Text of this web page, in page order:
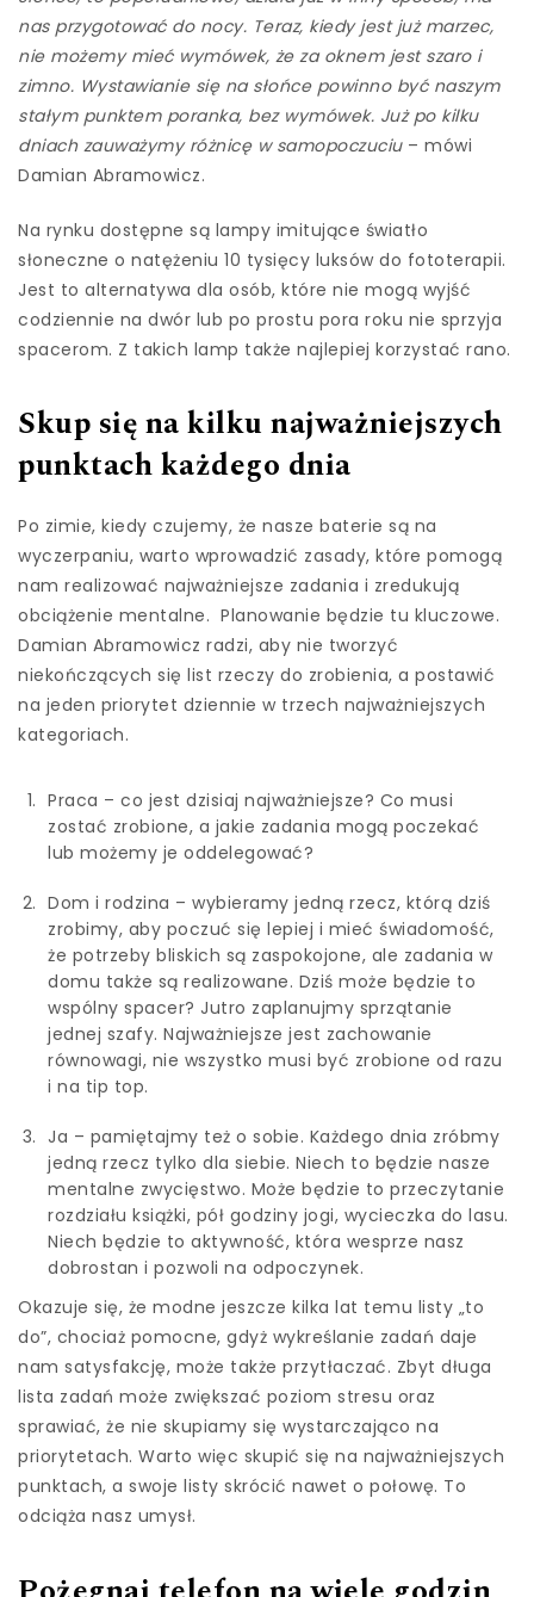
nas przygotować do nocy. Teraz, kiedy jest już marzec,
nie możemy mieć wymówek, że za oknem jest szaro i
zimno. Wystawianie się na słońce powinno być naszym
stałym punktem poranka, bez wymówek. Już po kilku
dniach zauważymy różnicę w samopoczuciu– mówi
Damian Abramowicz.
Na rynku dostępne są lampy imitujące światło
słoneczne o natężeniu 10 tysięcy luksów do fototerapii.
Jest to alternatywa dla osób, które nie mogą wyjść
codziennie na dwór lub po prostu pora roku nie sprzyja
spacerom. Z takich lamp także najlepiej korzystać rano.
Skup się na kilku najważniejszych
punktach każdego dnia
Po zimie, kiedy czujemy, że nasze baterie są na
wyczerpaniu, warto wprowadzić zasady, które pomogą
nam realizować najważniejsze zadania i zredukują
obciążenie mentalne. Planowanie będzie tu kluczowe.
Damian Abramowicz radzi, aby nie tworzyć
niekończących się list rzeczy do zrobienia, a postawić
na jeden priorytet dziennie w trzech najważniejszych
kategoriach.
Praca – co jest dzisiaj najważniejsze? Co musi
zostać zrobione, a jakie zadania mogą poczekać
lub możemy je oddelegować?
Dom i rodzina – wybieramy jedną rzecz, którą dziś
zrobimy, aby poczuć się lepiej i mieć świadomość,
że potrzeby bliskich są zaspokojone, ale zadania w
domu także są realizowane. Dziś może będzie to
wspólny spacer? Jutro zaplanujmy sprzątanie
jednej szafy. Najważniejsze jest zachowanie
równowagi, nie wszystko musi być zrobione od razu
i na tip top.
Ja – pamiętajmy też o sobie. Każdego dnia zróbmy
jedną rzecz tylko dla siebie. Niech to będzie nasze
mentalne zwycięstwo. Może będzie to przeczytanie
rozdziału książki, pół godziny jogi, wycieczka do lasu.
Niech będzie to aktywność, która wesprze nasz
dobrostan i pozwoli na odpoczynek.
Okazuje się, że modne jeszcze kilka lat temu listy „to
do”, chociaż pomocne, gdyż wykreślanie zadań daje
nam satysfakcję, może także przytłaczać. Zbyt długa
lista zadań może zwiększać poziom stresu oraz
sprawiać, że nie skupiamy się wystarczająco na
priorytetach. Warto więc skupić się na najważniejszych
punktach, a swoje listy skrócić nawet o połowę. To
odciąża nasz umysł.